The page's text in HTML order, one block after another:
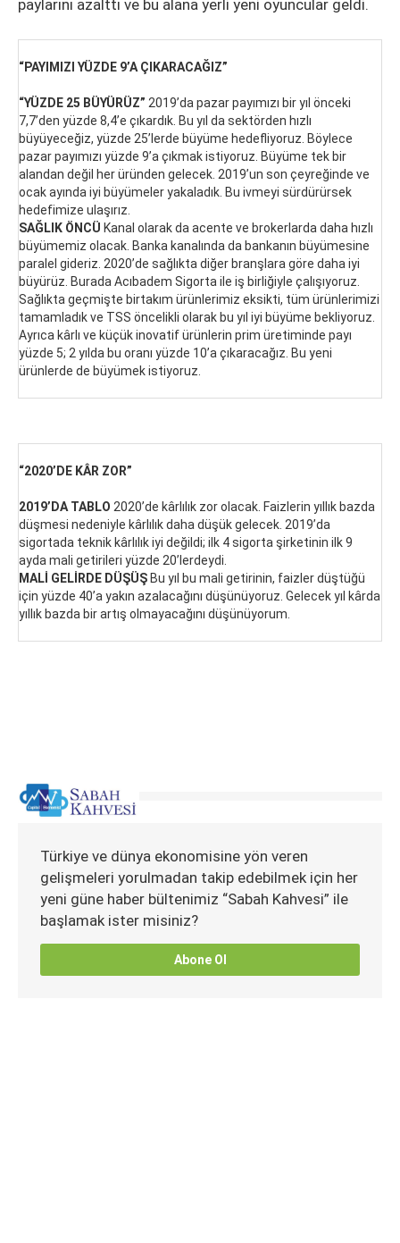
paylarını azalttı ve bu alana yerli yeni oyuncular geldi.
“PAYIMIZI YÜZDE 9’A ÇIKARACAĞIZ”
“YÜZDE 25 BÜYÜRÜZ” 2019’da pazar payımızı bir yıl önceki
7,7’den yüzde 8,4’e çıkardık. Bu yıl da sektörden hızlı
büyüyeceğiz, yüzde 25’lerde büyüme hedefliyoruz. Böylece
pazar payımızı yüzde 9’a çıkmak istiyoruz. Büyüme tek bir
alandan değil her üründen gelecek. 2019’un son çeyreğinde ve
ocak ayında iyi büyümeler yakaladık. Bu ivmeyi sürdürürsek
hedefimize ulaşırız.
SAĞLIK ÖNCÜ Kanal olarak da acente ve brokerlarda daha hızlı
büyümemiz olacak. Banka kanalında da bankanın büyümesine
paralel gideriz. 2020’de sağlıkta diğer branşlara göre daha iyi
büyürüz. Burada Acıbadem Sigorta ile iş birliğiyle çalışıyoruz.
Sağlıkta geçmişte birtakım ürünlerimiz eksikti, tüm ürünlerimizi
tamamladık ve TSS öncelikli olarak bu yıl iyi büyüme bekliyoruz.
Ayrıca kârlı ve küçük inovatif ürünlerin prim üretiminde payı
yüzde 5; 2 yılda bu oranı yüzde 10’a çıkaracağız. Bu yeni
ürünlerde de büyümek istiyoruz.
“2020’DE KÂR ZOR”
2019’DA TABLO 2020’de kârlılık zor olacak. Faizlerin yıllık bazda
düşmesi nedeniyle kârlılık daha düşük gelecek. 2019’da
sigortada teknik kârlılık iyi değildi; ilk 4 sigorta şirketinin ilk 9
ayda mali getirileri yüzde 20’lerdeydi.
MALİ GELİRDE DÜŞÜŞ Bu yıl bu mali getirinin, faizler düştüğü
için yüzde 40’a yakın azalacağını düşünüyoruz. Gelecek yıl kârda
yıllık bazda bir artış olmayacağını düşünüyorum.
Türkiye ve dünya ekonomisine yön veren
gelişmeleri yorulmadan takip edebilmek için her
yeni güne haber bültenimiz “Sabah Kahvesi” ile
başlamak ister misiniz?
Abone Ol